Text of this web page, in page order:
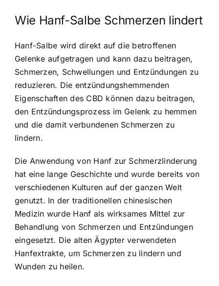
Wie Hanf-Salbe Schmerzen lindert
Hanf-Salbe wird direkt auf die betroffenen
Gelenke aufgetragen und kann dazu beitragen,
Schmerzen, Schwellungen und Entzündungen zu
reduzieren. Die entzündungshemmenden
Eigenschaften des CBD können dazu beitragen,
den Entzündungsprozess im Gelenk zu hemmen
und die damit verbundenen Schmerzen zu
lindern.
Die Anwendung von Hanf zur Schmerzlinderung
hat eine lange Geschichte und wurde bereits von
verschiedenen Kulturen auf der ganzen Welt
genutzt. In der traditionellen chinesischen
Medizin wurde Hanf als wirksames Mittel zur
Behandlung von Schmerzen und Entzündungen
eingesetzt. Die alten Ägypter verwendeten
Hanfextrakte, um Schmerzen zu lindern und
Wunden zu heilen.